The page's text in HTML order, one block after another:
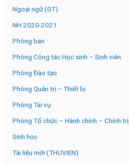
Ngoại ngữ (GT)
NH 2020-2021
Phòng ban
Phòng Công tác Học sinh – Sinh viên
Phòng Đào tạo
Phòng Quản trị – Thiết bị
Phòng Tài vụ
Phòng Tổ chức – Hành chính – Chính trị
Sinh học
Tài liệu mới (THUVIEN)